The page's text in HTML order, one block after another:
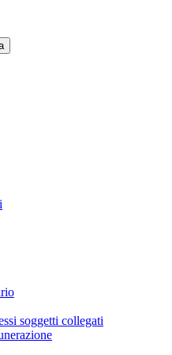
soggetti collegati